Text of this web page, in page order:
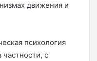
движения и
психология
с